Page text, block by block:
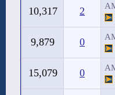
2
10,317
0
9,879
0
15,079